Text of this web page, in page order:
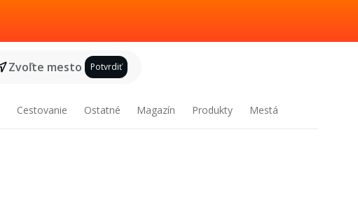
Zvoľte mesto Potvrdiť
Cestovanie Ostatné Magazín Produkty Mestá